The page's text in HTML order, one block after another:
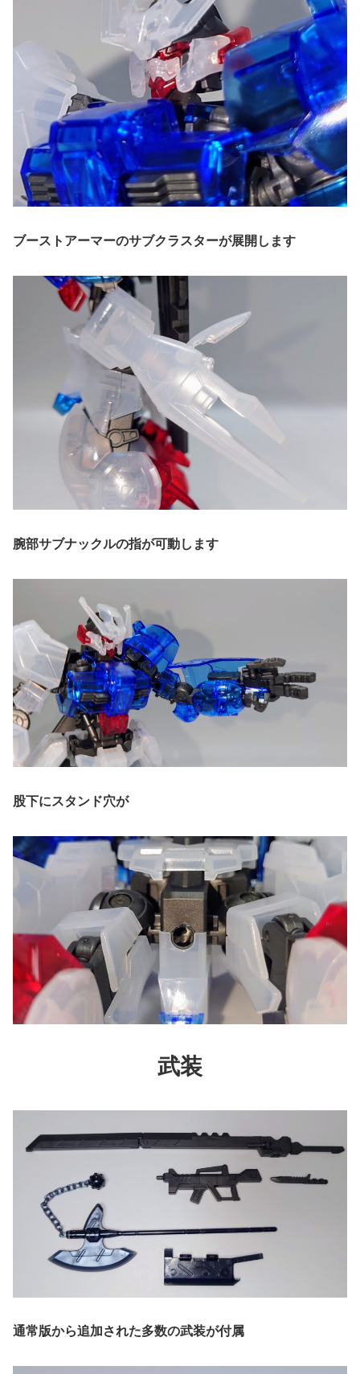
ブーストアーマーのサブクラスターが展開します
腕部サブナックルの指が可動します
股下にスタンド穴が
武装
通常版から追加された多数の武装が付属